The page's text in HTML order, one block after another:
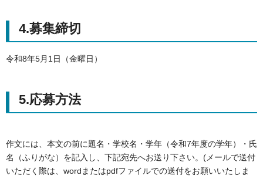
4.募集締切
令和8年5月1日（金曜日）
5.応募方法
作文には、本文の前に題名・学校名・学年（令和7年度の学年）・氏
名（ふりがな）を記入し、下記宛先へお送り下さい。(メールで送付
いただく際は、wordまたはpdfファイルでの送付をお願いいたしま